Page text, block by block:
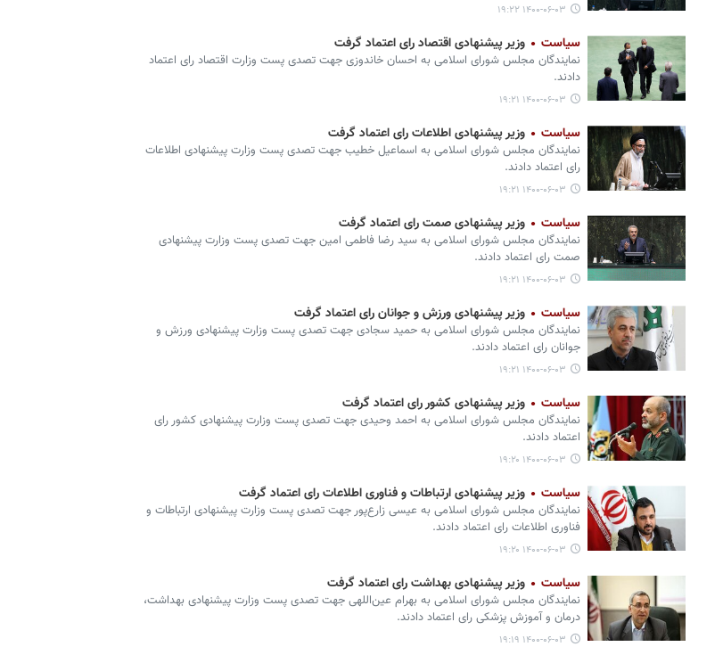
۱۴۰۰-۰۶-۰۳ ۱۹:۲۲
سیاست وزیر پیشنهادی اقتصاد رای اعتماد گرفت
نمایندگان مجلس شورای اسلامی به احسان خاندوزی جهت تصدی پست وزارت اقتصاد رای اعتماد
دادند.
۱۴۰۰-۰۶-۰۳ ۱۹:۲۱
سیاست وزیر پیشنهادی اطلاعات رای اعتماد گرفت
نمایندگان مجلس شورای اسلامی به اسماعیل خطیب جهت تصدی پست وزارت پیشنهادی اطلاعات
رای اعتماد دادند.
۱۴۰۰-۰۶-۰۳ ۱۹:۲۱
سیاست وزیر پیشنهادی صمت رای اعتماد گرفت
نمایندگان مجلس شورای اسلامی به سید رضا فاطمی امین جهت تصدی پست وزارت پیشنهادی
صمت رای اعتماد دادند.
۱۴۰۰-۰۶-۰۳ ۱۹:۲۱
سیاست وزیر پیشنهادی ورزش و جوانان رای اعتماد گرفت
نمایندگان مجلس شورای اسلامی به حمید سجادی جهت تصدی پست وزارت پیشنهادی ورزش و
جوانان رای اعتماد دادند.
۱۴۰۰-۰۶-۰۳ ۱۹:۲۱
سیاست وزیر پیشنهادی کشور رای اعتماد گرفت
نمایندگان مجلس شورای اسلامی به احمد وحیدی جهت تصدی پست وزارت پیشنهادی کشور رای
اعتماد دادند.
۱۴۰۰-۰۶-۰۳ ۱۹:۲۰
سیاست وزیر پیشنهادی ارتباطات و فناوری اطلاعات رای اعتماد گرفت
نمایندگان مجلس شورای اسلامی به عیسی زارع‌پور جهت تصدی پست وزارت پیشنهادی ارتباطات و
فناوری اطلاعات رای اعتماد دادند.
۱۴۰۰-۰۶-۰۳ ۱۹:۲۰
سیاست وزیر پیشنهادی بهداشت رای اعتماد گرفت
نمایندگان مجلس شورای اسلامی به بهرام عین‌اللهی جهت تصدی پست وزارت پیشنهادی بهداشت،
درمان و آموزش پزشکی رای اعتماد دادند.
۱۴۰۰-۰۶-۰۳ ۱۹:۱۹